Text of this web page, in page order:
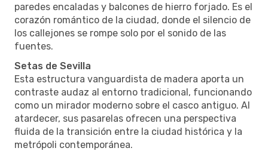
paredes encaladas y balcones de hierro forjado. Es el
corazón romántico de la ciudad, donde el silencio de
los callejones se rompe solo por el sonido de las
fuentes.
Setas de Sevilla
Esta estructura vanguardista de madera aporta un
contraste audaz al entorno tradicional, funcionando
como un mirador moderno sobre el casco antiguo. Al
atardecer, sus pasarelas ofrecen una perspectiva
fluida de la transición entre la ciudad histórica y la
metrópoli contemporánea.